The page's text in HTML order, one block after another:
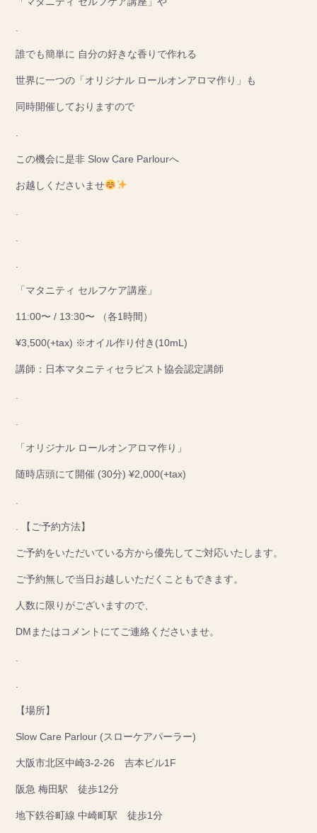
誰でも簡単に 自分の好きな香りで作れる
世界に一つの「オリジナル ロールオンアロマ作り」も
同時開催しておりますので
この機会に是非 Slow Care Parlourへ
お越しくださいませ
「マタニティ セルフケア講座」
11:00〜 / 13:30〜 （各1時間）
¥3,500(+tax) ※オイル作り付き(10mL)
講師：日本マタニティセラピスト協会認定講師
「オリジナル ロールオンアロマ作り」
随時店頭にて開催 (30分) ¥2,000(+tax)
. 【ご予約方法】
ご予約をいただいている方から優先してご対応いたします。
ご予約無しで当日お越しいただくこともできます。
人数に限りがございますので、
DMまたはコメントにてご連絡くださいませ。
【場所】
Slow Care Parlour (スローケアパーラー)
大阪市北区中崎3-2-26 吉本ビル1F
阪急 梅田駅 徒歩12分
地下鉄谷町線 中崎町駅 徒歩1分